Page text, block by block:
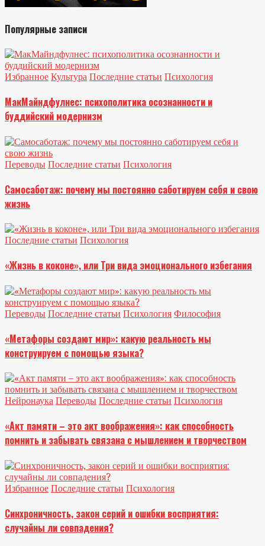
Популярные записи
Избранное Культура Последние статьи Психология
МакМайндфулнес: психополитика осознанности и
буддийский модернизм
Переводы Последние статьи Психология
Самосаботаж: почему мы постоянно саботируем себя и свою
жизнь
Последние статьи Психология
«Жизнь в коконе», или Три вида эмоционального избегания
Переводы Последние статьи Психология Философия
«Метафоры создают мир»: какую реальность мы
конструируем с помощью языка?
Нейронаука Переводы Последние статьи Психология
«Акт памяти – это акт воображения»: как способность
помнить и забывать связана с мышлением и творчеством
Избранное Последние статьи Психология
Синхроничность, закон серий и ошибки восприятия:
случайны ли совпадения?